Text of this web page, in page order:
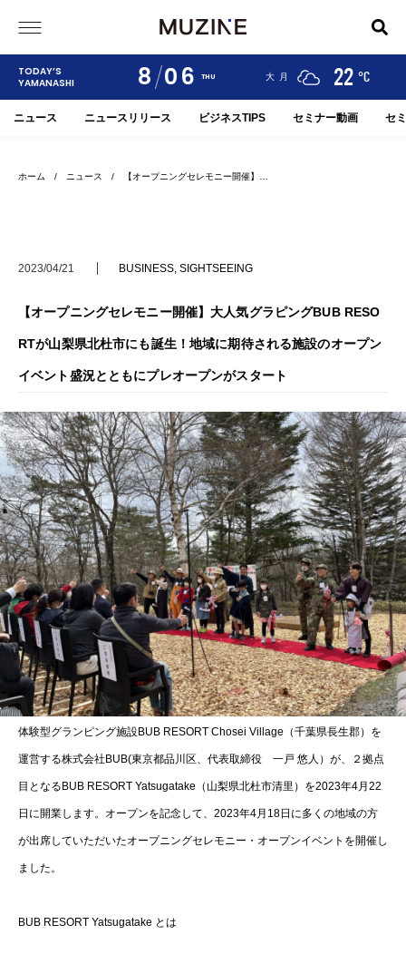
TODAY’S
YAMANASHI
8 06 THU
甲府 河口湖 大月 22 °C
ニュース ニュースリリース ビジネスTIPS セミナー動画 セ
ホーム / ニュース / 【オープニングセレモニー開催】…
2023/04/21 BUSINESS, SIGHTSEEING
【オープニングセレモニー開催】大人気グラピングBUB RESO
RTが山梨県北杜市にも誕生！地域に期待される施設のオープン
イベント盛況とともにプレオープンがスタート
体験型グランピング施設BUB RESORT Chosei Village（千葉県長生郡）を
運営する株式会社BUB(東京都品川区、代表取締役 一戸 悠人）が、２拠点
目となるBUB RESORT Yatsugatake（山梨県北杜市清里）を2023年4月22
日に開業します。オープンを記念して、2023年4月18日に多くの地域の方
が出席していただいたオープニングセレモニー・オープンイベントを開催し
ました。
BUB RESORT Yatsugatake とは